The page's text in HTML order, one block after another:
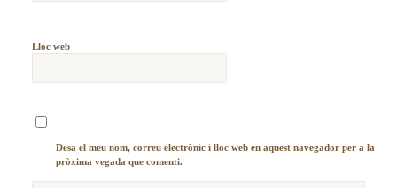
Lloc web
Desa el meu nom, correu electrònic i lloc web en aquest navegador per a la
pròxima vegada que comenti.